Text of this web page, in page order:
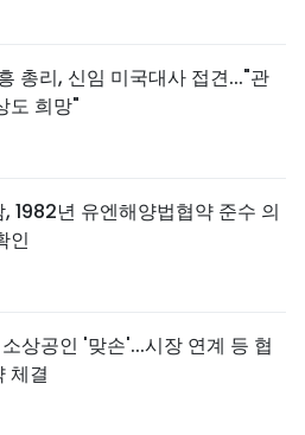
총리, 신임 미국대사 접견..."관
도 희망"
, 1982년 유엔해양법협약 준수 의
인
상공인 '맞손'...시장 연계 등 협
체결